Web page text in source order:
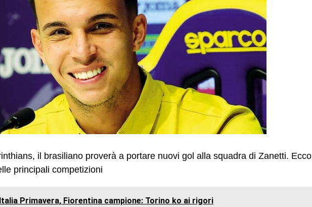
il brasiliano proverà a portare nuovi gol alla squadra di Zanetti. Ecco
principali competizioni
Primavera, Fiorentina campione: Torino ko ai rigori